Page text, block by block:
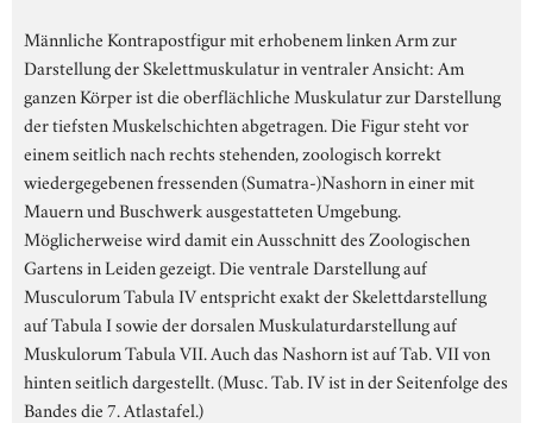
Männliche Kontrapostfigur mit erhobenem linken Arm zur
Darstellung der Skelettmuskulatur in ventraler Ansicht: Am
ganzen Körper ist die oberflächliche Muskulatur zur Darstellung
der tiefsten Muskelschichten abgetragen. Die Figur steht vor
einem seitlich nach rechts stehenden, zoologisch korrekt
wiedergegebenen fressenden (Sumatra-)Nashorn in einer mit
Mauern und Buschwerk ausgestatteten Umgebung.
Möglicherweise wird damit ein Ausschnitt des Zoologischen
Gartens in Leiden gezeigt. Die ventrale Darstellung auf
Musculorum Tabula IV entspricht exakt der Skelettdarstellung
auf Tabula I sowie der dorsalen Muskulaturdarstellung auf
Muskulorum Tabula VII. Auch das Nashorn ist auf Tab. VII von
hinten seitlich dargestellt. (Musc. Tab. IV ist in der Seitenfolge des
Bandes die 7. Atlastafel.)